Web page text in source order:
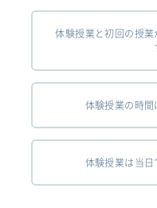
体験授業と初回の授業
体験授業の時間
体験授業は当日